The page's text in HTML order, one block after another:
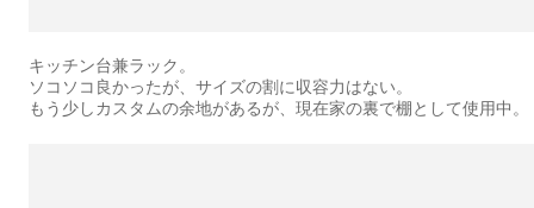
キッチン台兼ラック。
ソコソコ良かったが、サイズの割に収容力はない。
もう少しカスタムの余地があるが、現在家の裏で棚として使用中。